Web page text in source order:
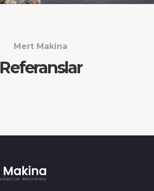
Mert Makina
Referanslar